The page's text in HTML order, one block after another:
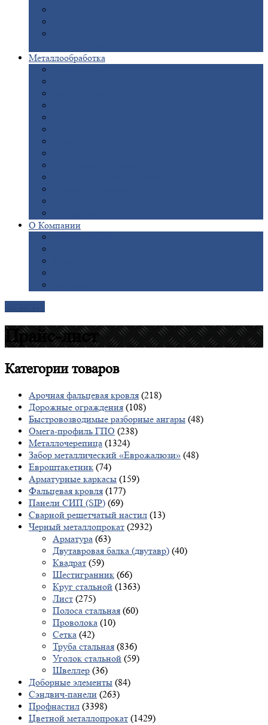
Металлообработка
О Компании
Прайс-лист
Категориитоваров
Арочная фальцевая кровля (218)
Дорожные ограждения (108)
Быстровозводимые разборные ангары (48)
Омега-профиль ГПО (238)
Металлочерепица (1324)
Забор металлический «Еврожалюзи» (48)
Евроштакетник (74)
Арматурные каркасы (159)
Фальцевая кровля (177)
Панели СИП (SIP) (69)
Сварной решетчатый настил (13)
Черный металлопрокат (2932)
Арматура (63)
Двутавровая балка (двутавр) (40)
Квадрат (59)
Шестигранник (66)
Круг стальной (1363)
Лист (275)
Полоса стальная (60)
Проволока (10)
Сетка (42)
Труба стальная (836)
Уголок стальной (59)
Швеллер (36)
Доборные элементы (84)
Сэндвич-панели (263)
Профнастил (3398)
Цветной металлопрокат (1429)